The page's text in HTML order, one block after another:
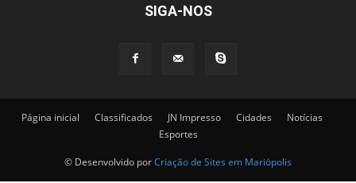
SIGA-NOS
Página inicial Classificados JN Impresso Cidades
Notícias
Esportes
© Desenvolvido porCriação de Sites em Mariópolis